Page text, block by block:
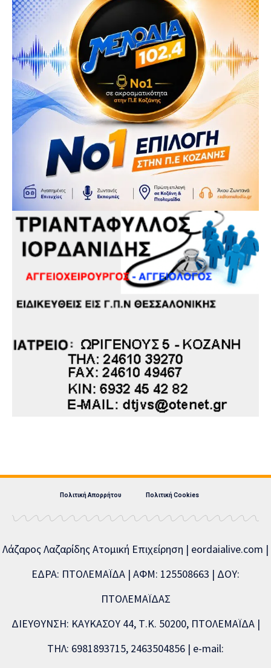
Πολιτική Απορρήτου Πολιτική Cookies
Λάζαρος Λαζαρίδης Ατομική Επιχείρηση | eordaialive.com |
ΕΔΡΑ: ΠΤΟΛΕΜΑΪΔΑ | ΑΦΜ: 125508663 | ΔΟΥ:
ΠΤΟΛΕΜΑΪΔΑΣ
ΔΙΕΥΘΥΝΣΗ: ΚΑΥΚΑΣΟΥ 44, Τ.Κ. 50200, ΠΤΟΛΕΜΑΪΔΑ |
ΤΗΛ: 6981893715, 2463504856 | e-mail: